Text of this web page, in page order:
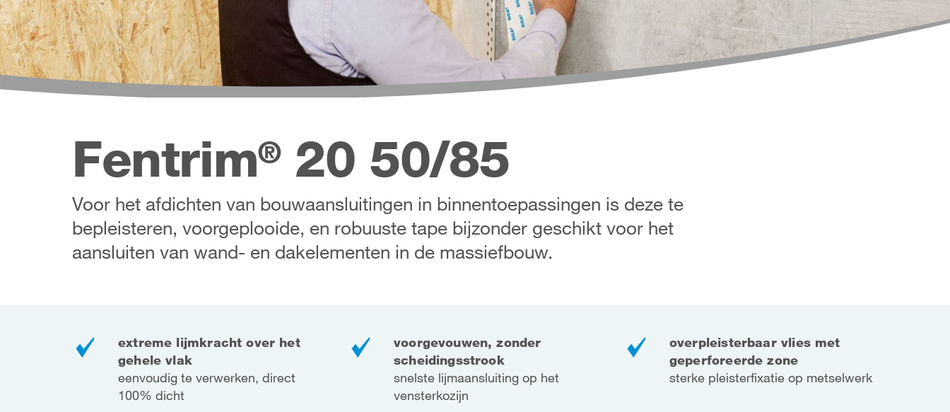
Fentrim®20 50/85
Voor het afdichten van bouwaansluitingen in binnentoepassingen is deze te
bepleisteren, voorgeplooide, en robuuste tape bijzonder geschikt voor het
aansluiten van wand- en dakelementen in de massiefbouw.
extreme lijmkracht over het
gehele vlak
eenvoudig te verwerken, direct
100% dicht
voorgevouwen, zonder
scheidingsstrook
snelste lijmaansluiting op het
vensterkozijn
overpleisterbaar vlies met
geperforeerde zone
sterke pleisterfixatie op metselwerk